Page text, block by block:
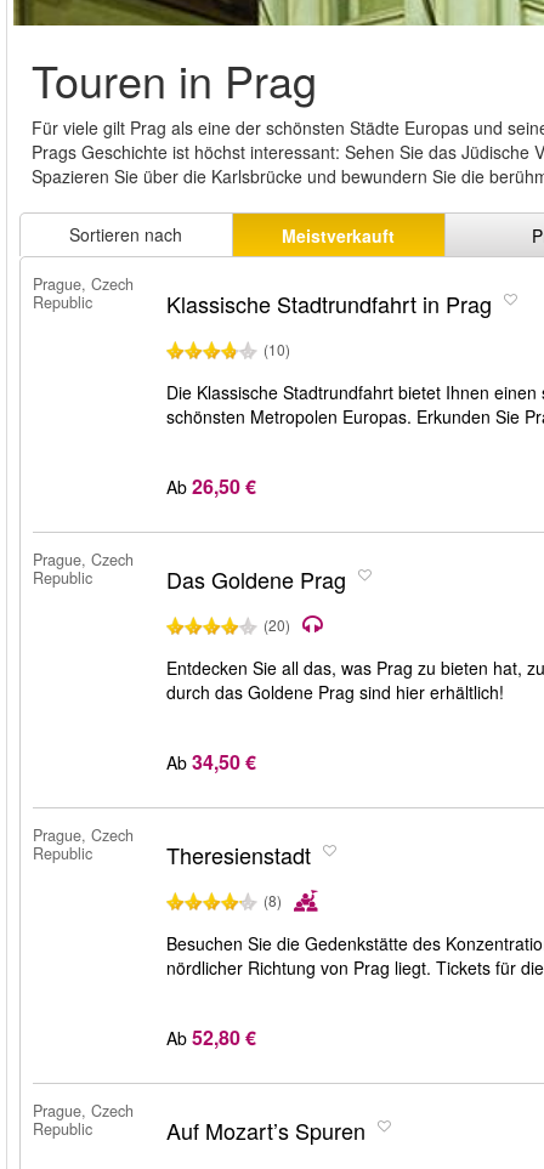
Touren in Prag
Für viele gilt Prag als eine der schönsten Städte Europas und
Prags Geschichte ist höchst interessant: Sehen Sie das
Spazieren Sie über die Karlsbrücke und bewundern Sie die
Sortieren nach Meistverkauft
Prague, Czech
Republic
Klassische Stadtrundfahrt in Prag
(10)
Die Klassische Stadtrundfahrt bietet Ihnen
schönsten Metropolen Europas. Erkunden Sie
Ab 26,50 €
Prague, Czech
Republic
Das Goldene Prag
(20)
Entdecken Sie all das, was Prag zu bieten hat,
durch das Goldene Prag sind hier erhältlich!
Ab 34,50 €
Prague, Czech
Republic
Theresienstadt
(8)
Besuchen Sie die Gedenkstätte des
nördlicher Richtung von Prag liegt. Tickets für
Ab 52,80 €
Prague, Czech
Republic
Auf Mozart’s Spuren